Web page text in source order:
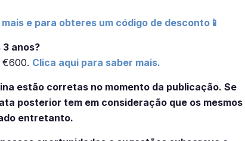
e para obteres um código de desconto📱
anos?
€600. Clica aqui para saber mais.
estão corretas no momento da publicação. Se
posterior tem em consideração que os mesmos
entretanto.